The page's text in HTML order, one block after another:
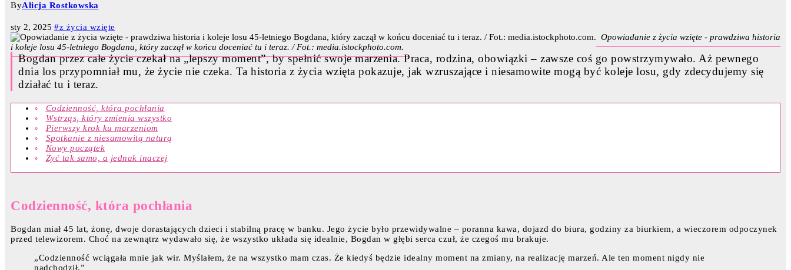
ByAlicja Rostkowska
sty 2, 2025 #z życia wzięte
Opowiadanie z życia wzięte - prawdziwa historia
i koleje losu 45-letniego Bogdana, który zaczął w końcu doceniać tu i teraz. / Fot.: media.istockphoto.com.
Bogdan przez całe życie czekał na „lepszy moment”, by spełnić swoje marzenia. Praca, rodzina, obowiązki – zawsze coś go powstrzymywało. Aż pewnego
dnia los przypomniał mu, że życie nie czeka. Ta historia z życia wzięta pokazuje, jak wzruszające i niesamowite mogą być koleje losu, gdy zdecydujemy się
działać tu i teraz.
Codzienność, która pochłania
Wstrząs, który zmienia wszystko
Pierwszy krok ku marzeniom
Spotkanie z niesamowitą naturą
Nowy początek
Żyć tak samo, a jednak inaczej
Codzienność, która pochłania
Bogdan miał 45 lat, żonę, dwoje dorastających dzieci i stabilną pracę w banku. Jego życie było przewidywalne – poranna kawa, dojazd do biura, godziny za biurkiem, a wieczorem odpoczynek
przed telewizorem. Choć na zewnątrz wydawało się, że wszystko układa się idealnie, Bogdan w głębi serca czuł, że czegoś mu brakuje.
„Codzienność wciągała mnie jak wir. Myślałem, że na wszystko mam czas. Że kiedyś będzie idealny moment na zmiany, na realizację marzeń. Ale ten moment nigdy nie
nadchodził.”